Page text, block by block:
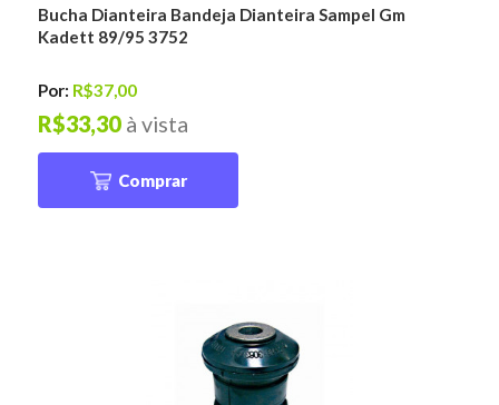
Bucha Dianteira Bandeja Dianteira Sampel Gm
Kadett 89/95 3752
Por: R$37,00
à vista
R$33,30
Comprar